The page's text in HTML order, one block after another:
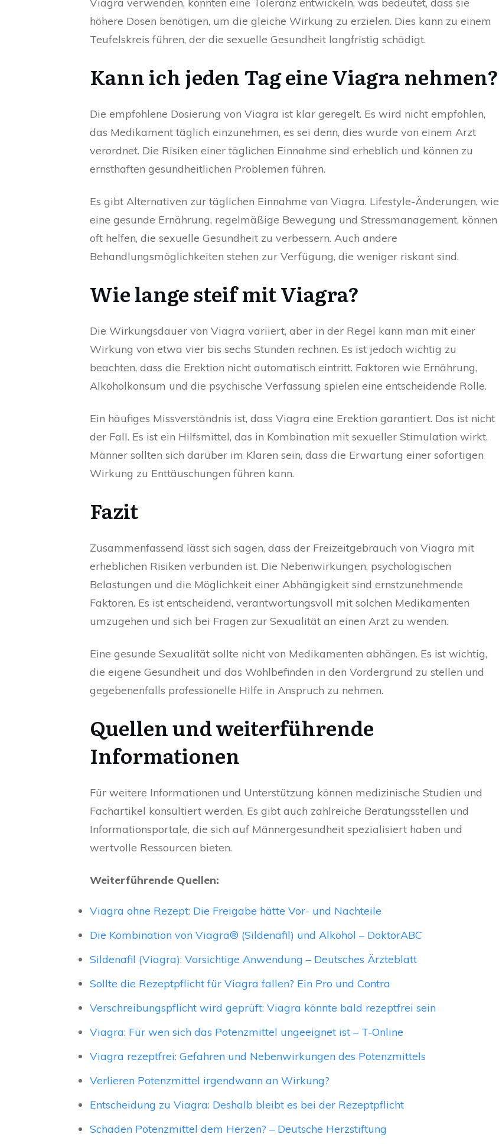
Viagra verwenden, könnten eine Toleranz entwickeln, was bedeutet, dass sie
höhere Dosen benötigen, um die gleiche Wirkung zu erzielen. Dies kann zu einem
Teufelskreis führen, der die sexuelle Gesundheit langfristig schädigt.
Kann ich jeden Tag eine Viagra nehmen?
Die empfohlene Dosierung von Viagra ist klar geregelt. Es wird nicht empfohlen,
das Medikament täglich einzunehmen, es sei denn, dies wurde von einem Arzt
verordnet. Die Risiken einer täglichen Einnahme sind erheblich und können zu
ernsthaften gesundheitlichen Problemen führen.
Es gibt Alternativen zur täglichen Einnahme von Viagra. Lifestyle-Änderungen, wie
eine gesunde Ernährung, regelmäßige Bewegung und Stressmanagement, können
oft helfen, die sexuelle Gesundheit zu verbessern. Auch andere
Behandlungsmöglichkeiten stehen zur Verfügung, die weniger riskant sind.
Wie lange steif mit Viagra?
Die Wirkungsdauer von Viagra variiert, aber in der Regel kann man mit einer
Wirkung von etwa vier bis sechs Stunden rechnen. Es ist jedoch wichtig zu
beachten, dass die Erektion nicht automatisch eintritt. Faktoren wie Ernährung,
Alkoholkonsum und die psychische Verfassung spielen eine entscheidende Rolle.
Ein häufiges Missverständnis ist, dass Viagra eine Erektion garantiert. Das ist nicht
der Fall. Es ist ein Hilfsmittel, das in Kombination mit sexueller Stimulation wirkt.
Männer sollten sich darüber im Klaren sein, dass die Erwartung einer sofortigen
Wirkung zu Enttäuschungen führen kann.
Fazit
Zusammenfassend lässt sich sagen, dass der Freizeitgebrauch von Viagra mit
erheblichen Risiken verbunden ist. Die Nebenwirkungen, psychologischen
Belastungen und die Möglichkeit einer Abhängigkeit sind ernstzunehmende
Faktoren. Es ist entscheidend, verantwortungsvoll mit solchen Medikamenten
umzugehen und sich bei Fragen zur Sexualität an einen Arzt zu wenden.
Eine gesunde Sexualität sollte nicht von Medikamenten abhängen. Es ist wichtig,
die eigene Gesundheit und das Wohlbefinden in den Vordergrund zu stellen und
gegebenenfalls professionelle Hilfe in Anspruch zu nehmen.
Quellen und weiterführende
Informationen
Für weitere Informationen und Unterstützung können medizinische Studien und
Fachartikel konsultiert werden. Es gibt auch zahlreiche Beratungsstellen und
Informationsportale, die sich auf Männergesundheit spezialisiert haben und
wertvolle Ressourcen bieten.
Weiterführende Quellen:
Viagra ohne Rezept: Die Freigabe hätte Vor- und Nachteile
Die Kombination von Viagra® (Sildenafil) und Alkohol – DoktorABC
Sildenafil (Viagra): Vorsichtige Anwendung – Deutsches Ärzteblatt
Sollte die Rezeptpflicht für Viagra fallen? Ein Pro und Contra
Verschreibungspflicht wird geprüft: Viagra könnte bald rezeptfrei sein
Viagra: Für wen sich das Potenzmittel ungeeignet ist – T-Online
Viagra rezeptfrei: Gefahren und Nebenwirkungen des Potenzmittels
Verlieren Potenzmittel irgendwann an Wirkung?
Entscheidung zu Viagra: Deshalb bleibt es bei der Rezeptpflicht
Schaden Potenzmittel dem Herzen? – Deutsche Herzstiftung